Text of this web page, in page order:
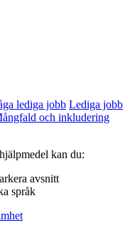
lediga jobb Lediga jobb
och inkludering
kan du:
avsnitt
språk